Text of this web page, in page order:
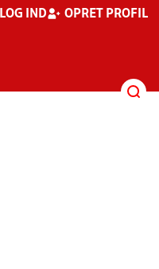
LOG IND OPRET PROFIL